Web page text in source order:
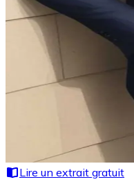
Lire un extrait gratuit